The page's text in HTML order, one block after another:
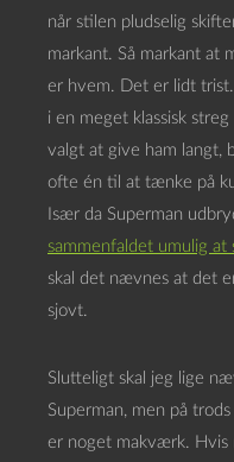
når stilen pludselig
markant. Så markant at
er hvem. Det er lidt
i en meget klassisk
valgt at give ham langt,
ofte én til at tænke på
Især da Superman
sammenfaldet umulig at
skal det nævnes at det
sjovt.
Slutteligt skal jeg lige
Superman, men på
er noget makværk. Hvis